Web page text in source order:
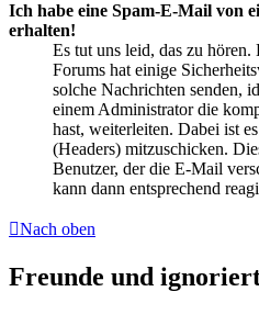
Ich habe eine Spam-E-Mail von
erhalten!
Es tut uns leid, das zu
Forums hat einige
solche Nachrichten senden,
einem Administrator die
hast, weiterleiten. Dabei ist
(Headers) mitzuschicken.
Benutzer, der die E-Mail
kann dann entsprechend
Nach oben
Freunde und